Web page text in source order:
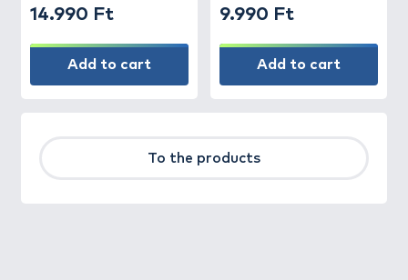
14.990 Ft
Add to cart
9.990 Ft
Add to cart
To the products